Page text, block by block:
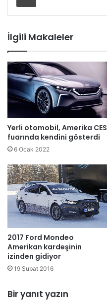
İlgili Makaleler
Yerli otomobil, Amerika CES
fuarında kendini gösterdi
6 Ocak 2022
2017 Ford Mondeo
Amerikan kardeşinin
izinden gidiyor
19 Şubat 2016
Bir yanıt yazın